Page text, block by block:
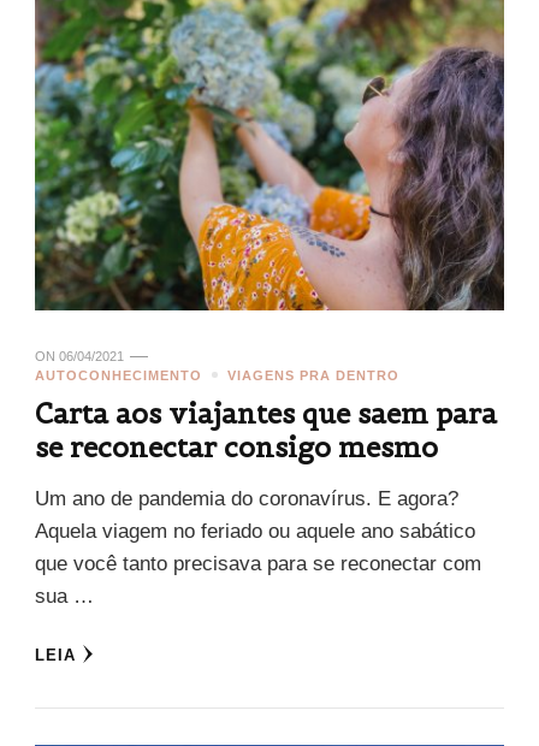
ON 06/04/2021
AUTOCONHECIMENTO
VIAGENS PRA DENTRO
Carta aos viajantes que saem para
se reconectar consigo mesmo
Um ano de pandemia do coronavírus. E agora?
Aquela viagem no feriado ou aquele ano sabático
que você tanto precisava para se reconectar com
sua …
LEIA